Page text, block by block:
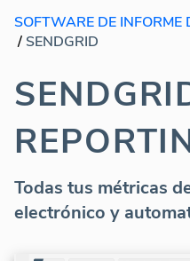
/ SENDGRID
Todas tus métricas
electrónico y